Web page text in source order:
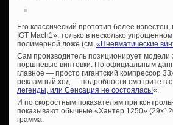
Его классический прототип более
IGT Mach1», только в несколько
полимерной ложе (см. «Пневматические
Сам производитель позиционирует
поршневые винтовки. По официальным
главное — просто гигантский компрессор
рекламный ход — подробности смотрите в
легенды, или Сенсация не состоялась!«.
И по скоростным показателям при
показывают обычные «Хантер 1250»
грамма.